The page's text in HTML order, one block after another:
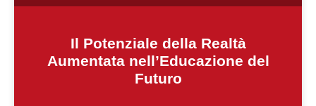
Il Potenziale della Realtà
Aumentata nell’Educazione del
Futuro